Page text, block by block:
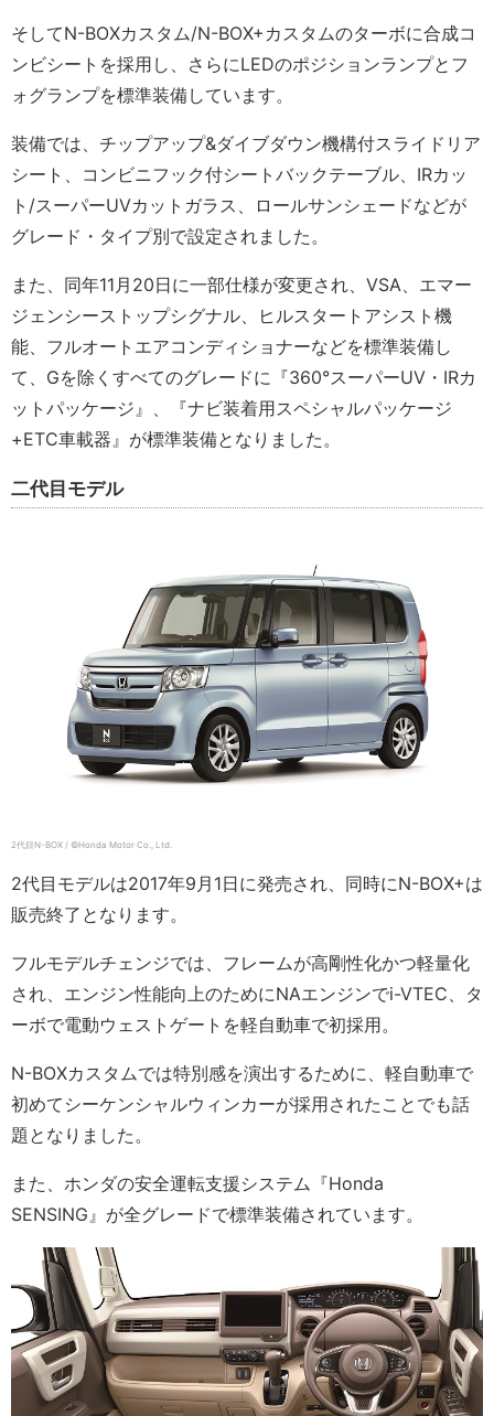
そしてN-BOXカスタム/N-BOX+カスタムのターボに合成コ
ンビシートを採用し、さらにLEDのポジションランプとフ
ォグランプを標準装備しています。
装備では、チップアップ&ダイブダウン機構付スライドリア
シート、コンビニフック付シートバックテーブル、IRカッ
ト/スーパーUVカットガラス、ロールサンシェードなどが
グレード・タイプ別で設定されました。
また、同年11月20日に一部仕様が変更され、VSA、エマー
ジェンシーストップシグナル、ヒルスタートアシスト機
能、フルオートエアコンディショナーなどを標準装備し
て、Gを除くすべてのグレードに『360°スーパーUV・IRカ
ットパッケージ』、『ナビ装着用スペシャルパッケージ
+ETC車載器』が標準装備となりました。
二代目モデル
2代目N-BOX / ©Honda Motor Co., Ltd.
2代目モデルは2017年9月1日に発売され、同時にN-BOX+は
販売終了となります。
フルモデルチェンジでは、フレームが高剛性化かつ軽量化
され、エンジン性能向上のためにNAエンジンでi-VTEC、タ
ーボで電動ウェストゲートを軽自動車で初採用。
N-BOXカスタムでは特別感を演出するために、軽自動車で
初めてシーケンシャルウィンカーが採用されたことでも話
題となりました。
また、ホンダの安全運転支援システム『Honda
SENSING』が全グレードで標準装備されています。